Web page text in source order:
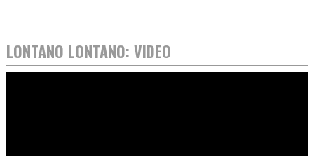
LONTANO LONTANO: VIDEO